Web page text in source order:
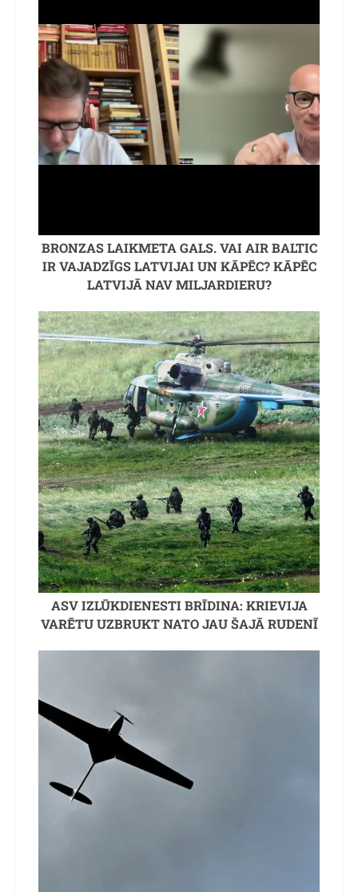
BRONZAS LAIKMETA GALS. VAI AIR BALTIC
IR VAJADZĪGS LATVIJAI UN KĀPĒC? KĀPĒC
LATVIJĀ NAV MILJARDIERU?
ASV IZLŪKDIENESTI BRĪDINA: KRIEVIJA
VARĒTU UZBRUKT NATO JAU ŠAJĀ RUDENĪ